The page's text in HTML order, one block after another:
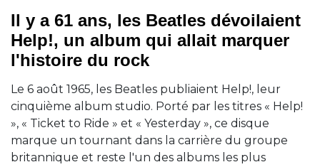
Il y a 61 ans, les Beatles dévoilaient
Help!, un album qui allait marquer
l'histoire du rock
Le 6 août 1965, les Beatles publiaient Help!, leur
cinquième album studio. Porté par les titres « Help!
», « Ticket to Ride » et « Yesterday », ce disque
marque un tournant dans la carrière du groupe
britannique et reste l'un des albums les plus